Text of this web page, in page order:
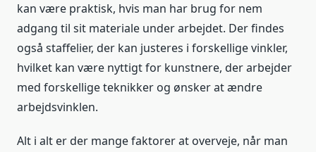
kan være praktisk, hvis man har brug for nem
adgang til sit materiale under arbejdet. Der findes
også staffelier, der kan justeres i forskellige vinkler,
hvilket kan være nyttigt for kunstnere, der arbejder
med forskellige teknikker og ønsker at ændre
arbejdsvinklen.
Alt i alt er der mange faktorer at overveje, når man